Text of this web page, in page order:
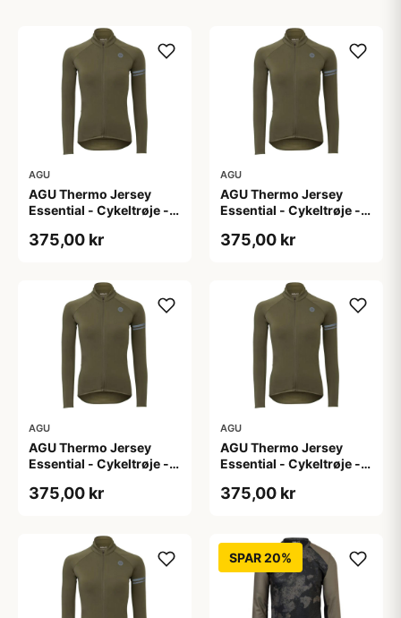
AGU
AGU Thermo Jersey
Essential - Cykeltrøje -
L
375,00 kr
AGU
AGU Thermo Jersey
Essential - Cykeltrøje -
M
375,00 kr
AGU
AGU Thermo Jersey
Essential - Cykeltrøje -
S
375,00 kr
AGU
AGU Thermo Jersey
Essential - Cykeltrøje -
XL
375,00 kr
SPAR 20%